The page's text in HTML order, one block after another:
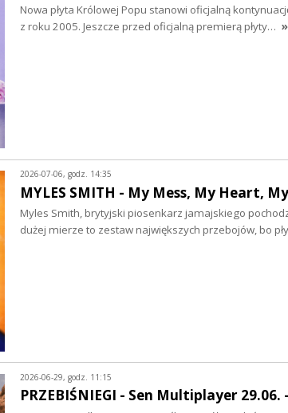
Nowa płyta Królowej Popu stanowi oficjalną
z roku 2005. Jeszcze przed oficjalną premierą płyty…
2026-07-06, godz. 14:35
MYLES SMITH - My Mess, My Heart,
Myles Smith, brytyjski piosenkarz jamajskiego
dużej mierze to zestaw największych przebojów, bo
2026-06-29, godz. 11:15
PRZEBIŚNIEGI - Sen Multiplayer 29.06.